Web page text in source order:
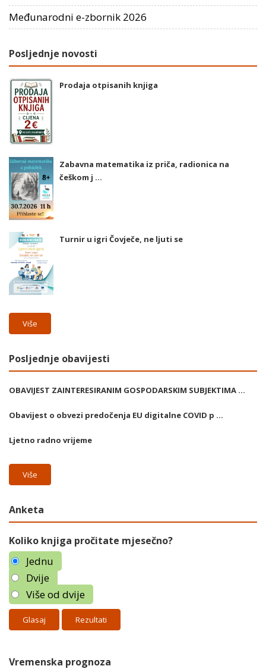
Međunarodni e-zbornik 2026
Posljednje novosti
Prodaja otpisanih knjiga
Zabavna matematika iz priča, radionica na
češkom j ...
Turnir u igri Čovječe, ne ljuti se
Više
Posljednje obavijesti
OBAVIJEST ZAINTERESIRANIM GOSPODARSKIM SUBJEKTIMA ...
Obavijest o obvezi predočenja EU digitalne COVID p ...
Ljetno radno vrijeme
Više
Anketa
Koliko knjiga pročitate mjesečno?
Jednu
Dvije
Više od dvije
Rezultati
Vremenska prognoza